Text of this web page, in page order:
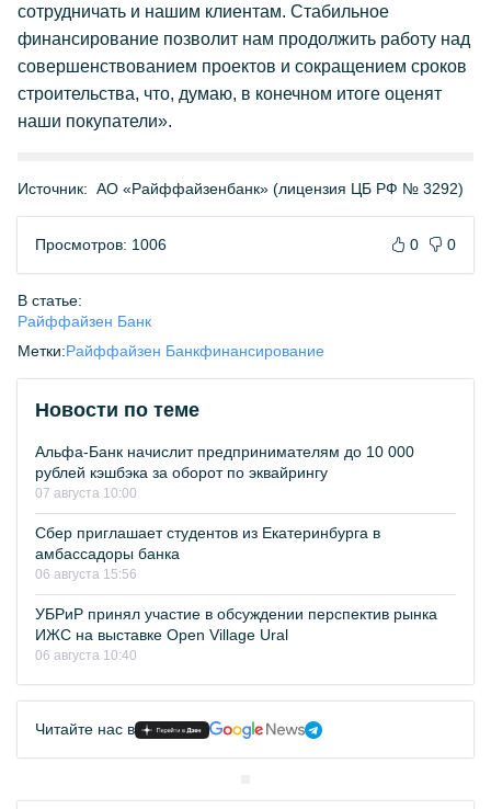
сотрудничать и нашим клиентам. Стабильное
финансирование позволит нам продолжить работу над
совершенствованием проектов и сокращением сроков
строительства, что, думаю, в конечном итоге оценят
наши покупатели».
Источник: АО «Райффайзенбанк» (лицензия ЦБ РФ № 3292)
Просмотров: 1006 0 0
В статье:
Райффайзен Банк
Метки:Райффайзен Банкфинансирование
Новости по теме
Альфа-Банк начислит предпринимателям до 10 000
рублей кэшбэка за оборот по эквайрингу
07 августа 10:00
Сбер приглашает студентов из Екатеринбурга в
амбассадоры банка
06 августа 15:56
УБРиР принял участие в обсуждении перспектив рынка
ИЖС на выставке Open Village Ural
06 августа 10:40
Читайте нас в